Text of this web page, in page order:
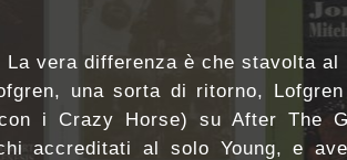
La vera differenza è che stavolta al
una sorta di ritorno,
i Crazy Horse) su After The
accreditati al solo Young, e